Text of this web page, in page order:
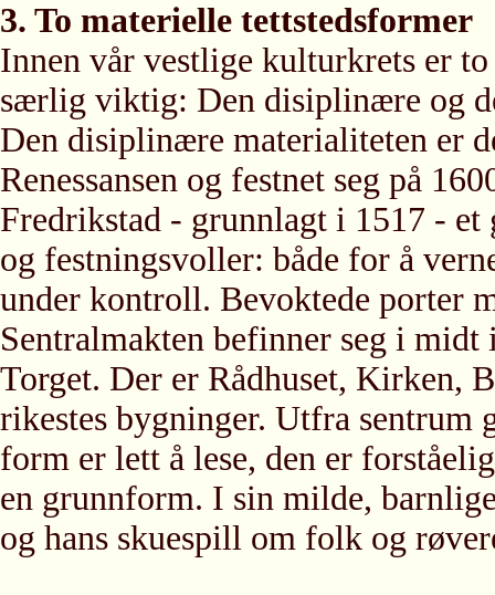
3. To materielle tettstedsformer
Innen vår vestlige kulturkrets er
særlig viktig: Den disiplinære og
Den disiplinære materialiteten er
Renessansen og festnet seg på
Fredrikstad - grunnlagt i 1517 - et
og festningsvoller: både for å
under kontroll. Bevoktede porter
Sentralmakten befinner seg i
Torget. Der er Rådhuset, Kirken,
rikestes bygninger. Utfra sentrum
form er lett å lese, den er
en grunnform. I sin milde,
og hans skuespill om folk og